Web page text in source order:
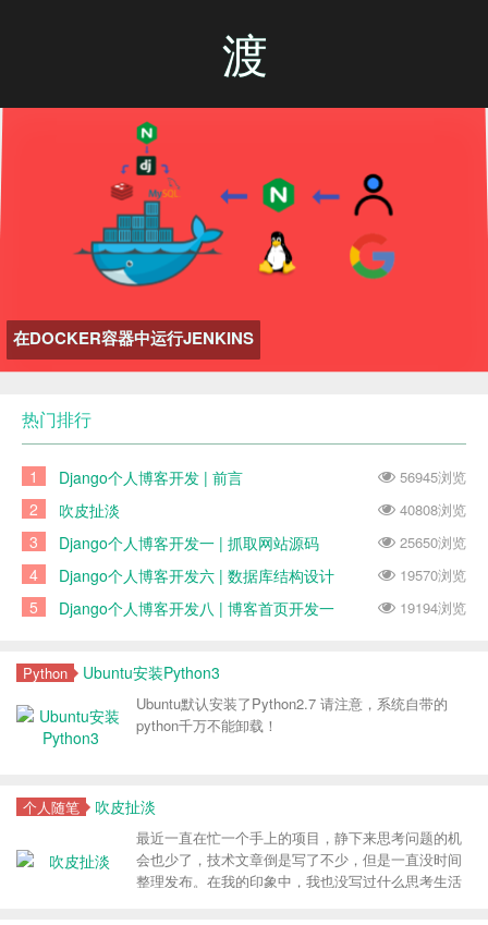
渡
在DOCKER容器中运行JENKINS
热门排行
56945浏览
1 Django个人博客开发 | 前言
40808浏览
2 吹皮扯淡
25650浏览
3 Django个人博客开发一 | 抓取网站源码
19570浏览
4 Django个人博客开发六 | 数据库结构设计
19194浏览
5 Django个人博客开发八 | 博客首页开发一
Python Ubuntu安装Python3
Ubuntu默认安装了Python2.7 请注意，系统自带的
python千万不能卸载！
个人随笔 吹皮扯淡
最近一直在忙一个手上的项目，静下来思考问题的机
会也少了，技术文章倒是写了不少，但是一直没时间
整理发布。在我的印象中，我也没写过什么思考生活